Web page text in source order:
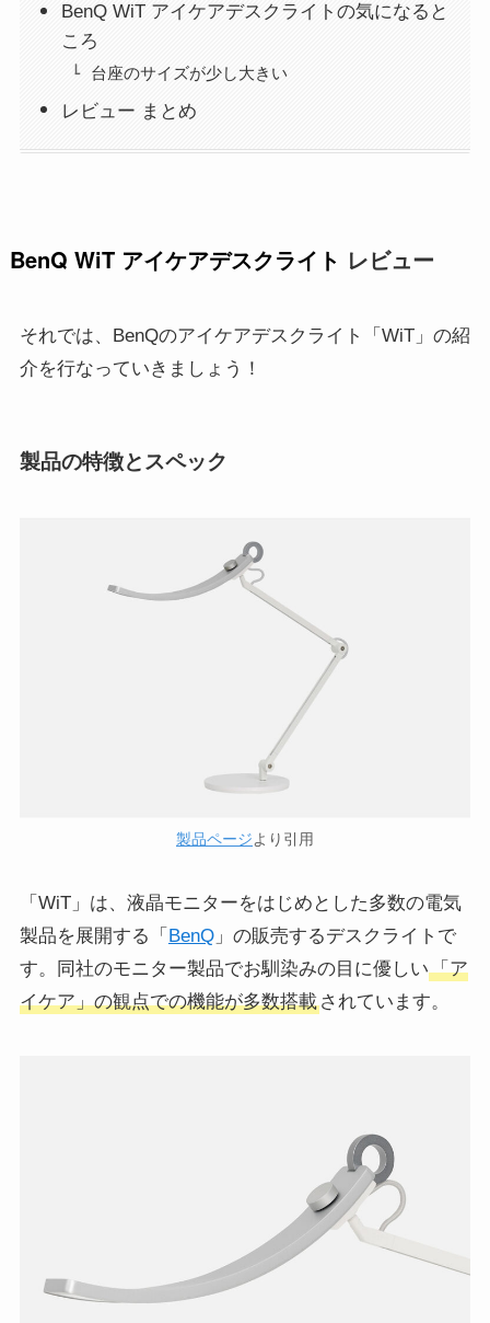
BenQ WiT アイケアデスクライトの気になると
ころ
台座のサイズが少し大きい
レビュー まとめ
BenQ WiT アイケアデスクライト レビュー
それでは、BenQのアイケアデスクライト「WiT」の紹
介を行なっていきましょう！
製品の特徴とスペック
製品ページ より引用
「WiT」は、液晶モニターをはじめとした多数の電気
製品を展開する「 BenQ」の販売するデスクライトで
す。同社のモニター製品でお馴染みの目に優しい「ア
イケア」の観点での機能が多数搭載されています。